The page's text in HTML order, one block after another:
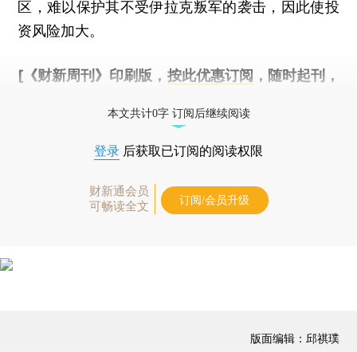
区，难以保护其不受伊拉克叛军的袭击，因此使投
资风险加大。
[《财新周刊》印刷版， 按此优惠订阅 ，随时起刊，
本文共计0字 订阅后继续阅读
登录 后获取已订阅的阅读权限
财新通会员
可畅读全文
订阅/会员升级
版面编辑：邱祺璞